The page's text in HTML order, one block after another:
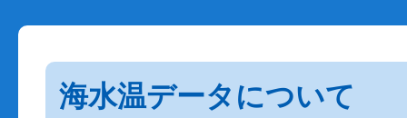
海水温データについて